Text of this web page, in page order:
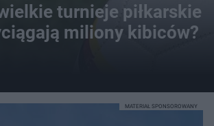
turnieje piłkarskie
miliony kibiców?
MATERIAŁ SPONSOROWANY